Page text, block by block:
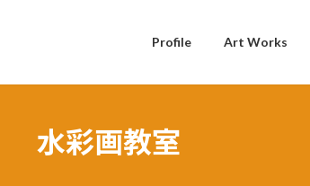
Profile Art Works
水彩画教室